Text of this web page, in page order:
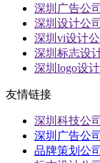
深圳广告公司
深圳设计公司
深圳vi设计公
深圳标志设
深圳logo设
友情链接
深圳科技公司
深圳广告公司
品牌策划公司